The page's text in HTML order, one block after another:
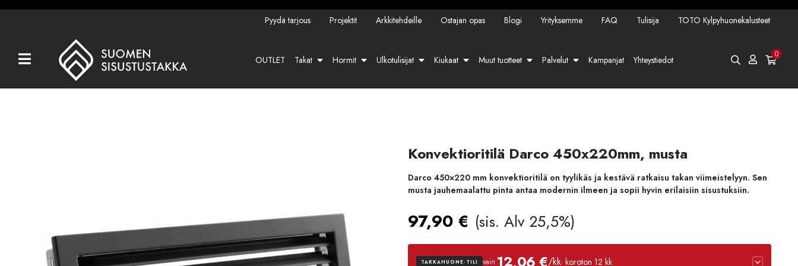
Kaikki tuotteet
Muut tuotteet
Pyydä tarjous Projektit Arkkitehdeille Ostajan opas Blogi Yrityksemme FAQ Tulisija TOTO Kylpyhuonekalusteet
OUTLET Takat Hormit Ulkotulisijat Kiukaat Muut tuotteet Palvelut Kampanjat Yhteystiedot 0
Konvektioritilä Darco 450x220mm, musta
Darco 450×220 mm konvektioritilä on tyylikäs ja kestävä ratkaisu takan viimeistelyyn. Sen
musta jauhemaalattu pinta antaa modernin ilmeen ja sopii hyvin erilaisiin sisustuksiin.
97,90 € (sis. Alv 25,5%)
TAKKAHUONE-TILI vain 12,06 €/kk· koroton 12 kk